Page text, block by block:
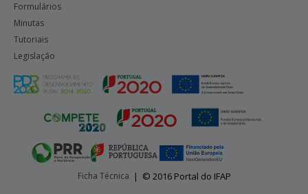
Formulários
Minutas
Tutoriais
Legislação
Ficha Técnica | © 2016 Portal do IFAP